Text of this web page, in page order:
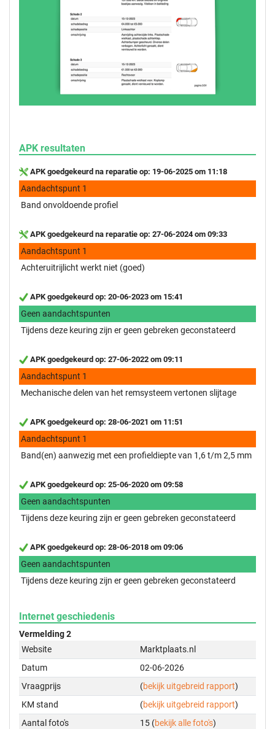
APK resultaten
APK goedgekeurd na reparatie op: 19-06-2025 om 11:18
Aandachtspunt 1
Band onvoldoende profiel
APK goedgekeurd na reparatie op: 27-06-2024 om 09:33
Aandachtspunt 1
Achteruitrijlicht werkt niet (goed)
APK goedgekeurd op: 20-06-2023 om 15:41
Geen aandachtspunten
Tijdens deze keuring zijn er geen gebreken geconstateerd
APK goedgekeurd op: 27-06-2022 om 09:11
Aandachtspunt 1
Mechanische delen van het remsysteem vertonen slijtage
APK goedgekeurd op: 28-06-2021 om 11:51
Aandachtspunt 1
Band(en) aanwezig met een profieldiepte van 1,6 t/m 2,5 mm
APK goedgekeurd op: 25-06-2020 om 09:58
Geen aandachtspunten
Tijdens deze keuring zijn er geen gebreken geconstateerd
APK goedgekeurd op: 28-06-2018 om 09:06
Geen aandachtspunten
Tijdens deze keuring zijn er geen gebreken geconstateerd
Internet geschiedenis
Vermelding 2
Website
Marktplaats.nl
Datum
02-06-2026
Vraagprijs
(bekijk uitgebreid rapport)
KM stand
(bekijk uitgebreid rapport)
Aantal foto's
15 (bekijk alle foto's)